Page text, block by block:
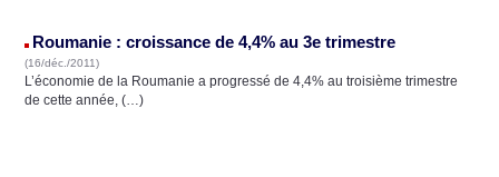
Roumanie : croissance de 4,4% au 3e trimestre
(16/déc./2011)
L’économie de la Roumanie a progressé de 4,4% au troisième trimestre
de cette année, (…)